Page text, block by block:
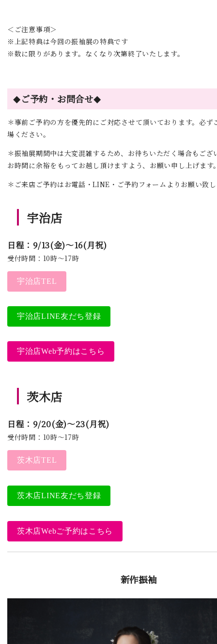
＜ご注意事項＞
※上記特典は今回の振袖展の特典です
※数に限りがあります。なくなり次第終了いたします。
◆ご予約・お問合せ◆
＊事前ご予約の方を優先的にご対応させて頂いております。必ず
場ください。
＊振袖展期間中は大変混雑するため、お待ちいただく場合もござ
お時間に余裕をもってお越し頂けますよう、お願い申し上げます
＊ご来店ご予約はお電話・LINE・ご予約フォームよりお願い致
宇治店
日程：9/13(金)～16(月祝)
受付時間：10時～17時
宇治店TEL
宇治店LINE友だち登録
宇治店Web予約はこちら
茨木店
日程：9/20(金)～23(月祝)
受付時間：10時～17時
茨木店TEL
茨木店LINE友だち登録
茨木店Webご予約はこちら
新作振袖